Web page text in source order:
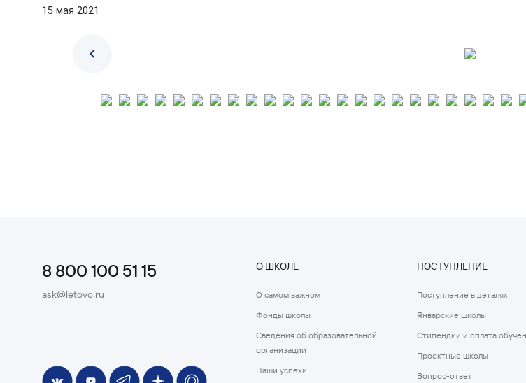
15 мая 2021
8 800 100 51 15
ask@letovo.ru
О ШКОЛЕ
О самом важном
Фонды школы
Сведения об образовательной
организации
Наши успехи
ПОСТУПЛЕНИЕ
Поступление в деталях
Январские школы
Стипендии и оплата
Проектные школы
Вопрос-ответ